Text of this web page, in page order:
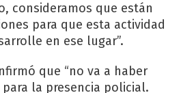
consideramos que están
para que esta actividad
en ese lugar”.
que “no va a haber
la presencia policial.